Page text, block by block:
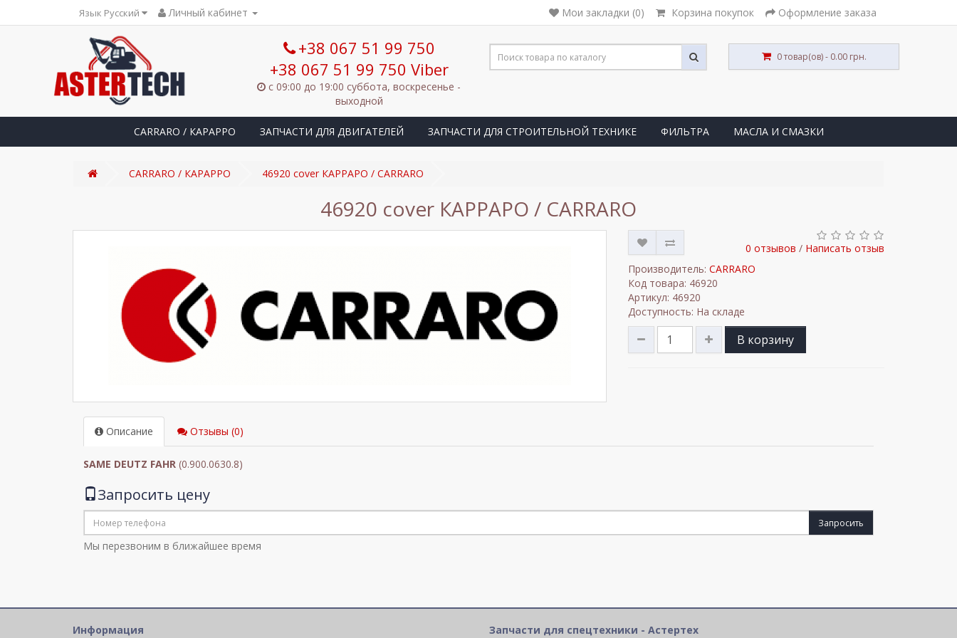
Язык Русский Личный кабинет Мои закладки (0) Корзина покупок Оформление заказа
+38 067 51 99 750
+38 067 51 99 750 Viber
с 09:00 до 19:00 суббота, воскресенье -
выходной
0 товар(ов) - 0.00 грн.
CARRARO / КАРАРРО ЗАПЧАСТИ ДЛЯ ДВИГАТЕЛЕЙ ЗАПЧАСТИ ДЛЯ СТРОИТЕЛЬНОЙ ТЕХНИКЕ ФИЛЬТРА МАСЛА И СМАЗКИ
CARRARO / КАРАРРО 46920 cover КАРРАРО / CARRARO
46920 cover КАРРАРО / CARRARO
0 отзывов / Написать отзыв
Производитель: CARRARO
Код товара: 46920
Артикул: 46920
Доступность: На складе
В корзину
Описание Отзывы (0)
SAME DEUTZ FAHR (0.900.0630.8)
Запросить цену
Запросить
Мы перезвоним в ближайшее время
Информация Запчасти для спецтехники - Астертех